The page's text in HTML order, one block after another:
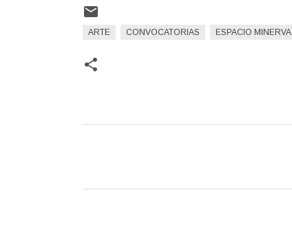
ARTE CONVOCATORIAS ESPACIO MINERVA